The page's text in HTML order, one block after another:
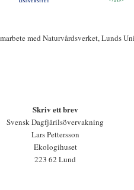
med Naturvårdsverket, Lunds
Skriv ett brev
Svensk Dagfjärilsövervakning
Lars Pettersson
Ekologihuset
223 62 Lund